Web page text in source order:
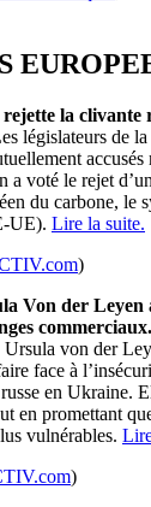
la clivante
législateurs de
a voté le rejet
du carbone, le
UE). Lire la suite.
)
Von der Leyen
commerciaux.
von der
face à
en Ukraine.
en promettant
vulnérables.
)